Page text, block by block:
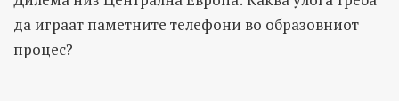
да играат паметните телефони во образовниот
процес?